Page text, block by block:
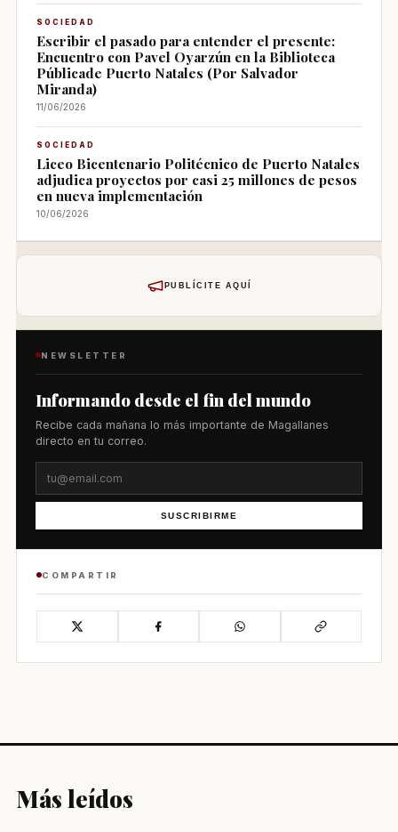
SOCIEDAD
Escribir el pasado para entender el presente:
Encuentro con Pavel Oyarzún en la Biblioteca
Públicade Puerto Natales (Por Salvador
Miranda)
11/06/2026
SOCIEDAD
Liceo Bicentenario Politécnico de Puerto Natales
adjudica proyectos por casi 25 millones de pesos
en nueva implementación
10/06/2026
PUBLÍCITE AQUÍ
NEWSLETTER
Informando desde el fin del mundo
Recibe cada mañana lo más importante de Magallanes
directo en tu correo.
SUSCRIBIRME
COMPARTIR
Más leídos